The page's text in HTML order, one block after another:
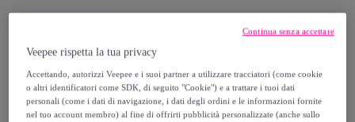
testata dritta con doghe quercia Ankel
Modello: Letto matrimoniale con rete
160x190 testata dritta con doghe quercia
Ankel
Veepee rispetta la tua privacy
Accettando, autorizzi Veepee e i suoi partner a utilizzare tracciatori (come cookie
o altri identificatori come SDK, di seguito "Cookie") e a trattare i tuoi dati
personali (come i dati di navigazione, i dati degli ordini e le informazioni fornite
nel tuo account membro) al fine di offrirti pubblicità personalizzate (anche sullo
Continua senza accettare